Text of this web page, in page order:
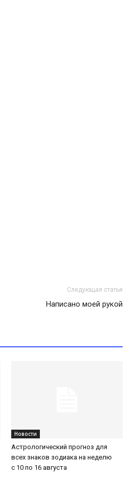
Следующая статья
Написано моей рукой
Новости
Астрологический прогноз для
всех знаков зодиака на неделю
с 10 по 16 августа